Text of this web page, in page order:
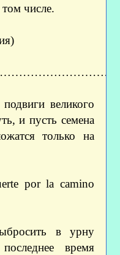
числе.
великого
и пусть семена
только на
por la camino
в урну
время